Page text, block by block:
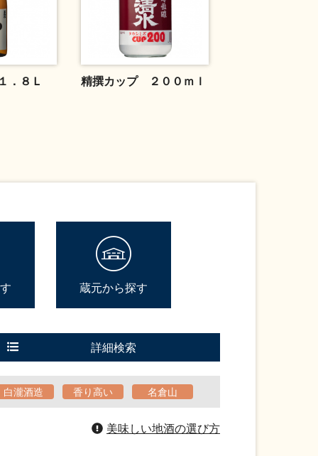
．８Ｌ 精撰カップ ２００ｍｌ
蔵元から探す
詳細検索
白瀧酒造 香り高い 名倉山
美味しい地酒の選び方